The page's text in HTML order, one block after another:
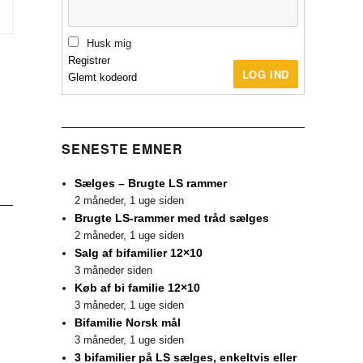
Husk mig
LOG IND
Registrer
Glemt kodeord
SENESTE EMNER
Sælges – Brugte LS rammer
2 måneder, 1 uge siden
Brugte LS-rammer med tråd sælges
2 måneder, 1 uge siden
Salg af bifamilier 12×10
3 måneder siden
Køb af bi familie 12×10
3 måneder, 1 uge siden
Bifamilie Norsk mål
3 måneder, 1 uge siden
3 bifamilier på LS sælges, enkeltvis eller